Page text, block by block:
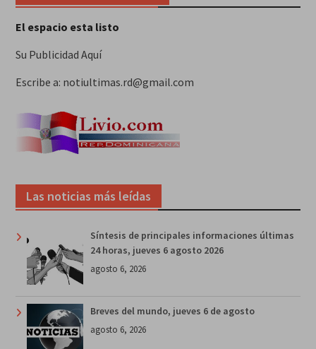
El espacio esta listo
Su Publicidad Aquí
Escribe a: notiultimas.rd@gmail.com
Las noticias más leídas
Síntesis de principales informaciones últimas
24 horas, jueves 6 agosto 2026
agosto 6, 2026
Breves del mundo, jueves 6 de agosto
agosto 6, 2026